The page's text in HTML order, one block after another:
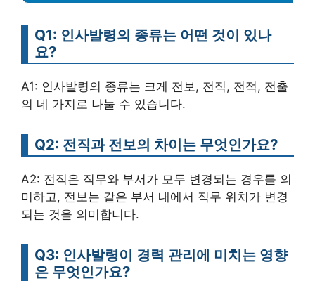
Q1: 인사발령의 종류는 어떤 것이 있나
요?
A1: 인사발령의 종류는 크게 전보, 전직, 전적, 전출
의 네 가지로 나눌 수 있습니다.
Q2: 전직과 전보의 차이는 무엇인가요?
A2: 전직은 직무와 부서가 모두 변경되는 경우를 의
미하고, 전보는 같은 부서 내에서 직무 위치가 변경
되는 것을 의미합니다.
Q3: 인사발령이 경력 관리에 미치는 영향
은 무엇인가요?